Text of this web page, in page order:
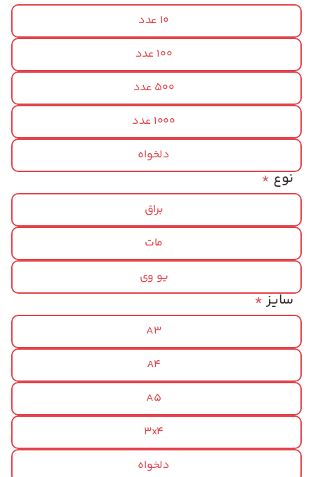
10 عدد
100 عدد
500 عدد
1000 عدد
دلخواه
*نوع
براق
مات
یو وی
*سایز
A3
A4
A5
3x4
دلخواه